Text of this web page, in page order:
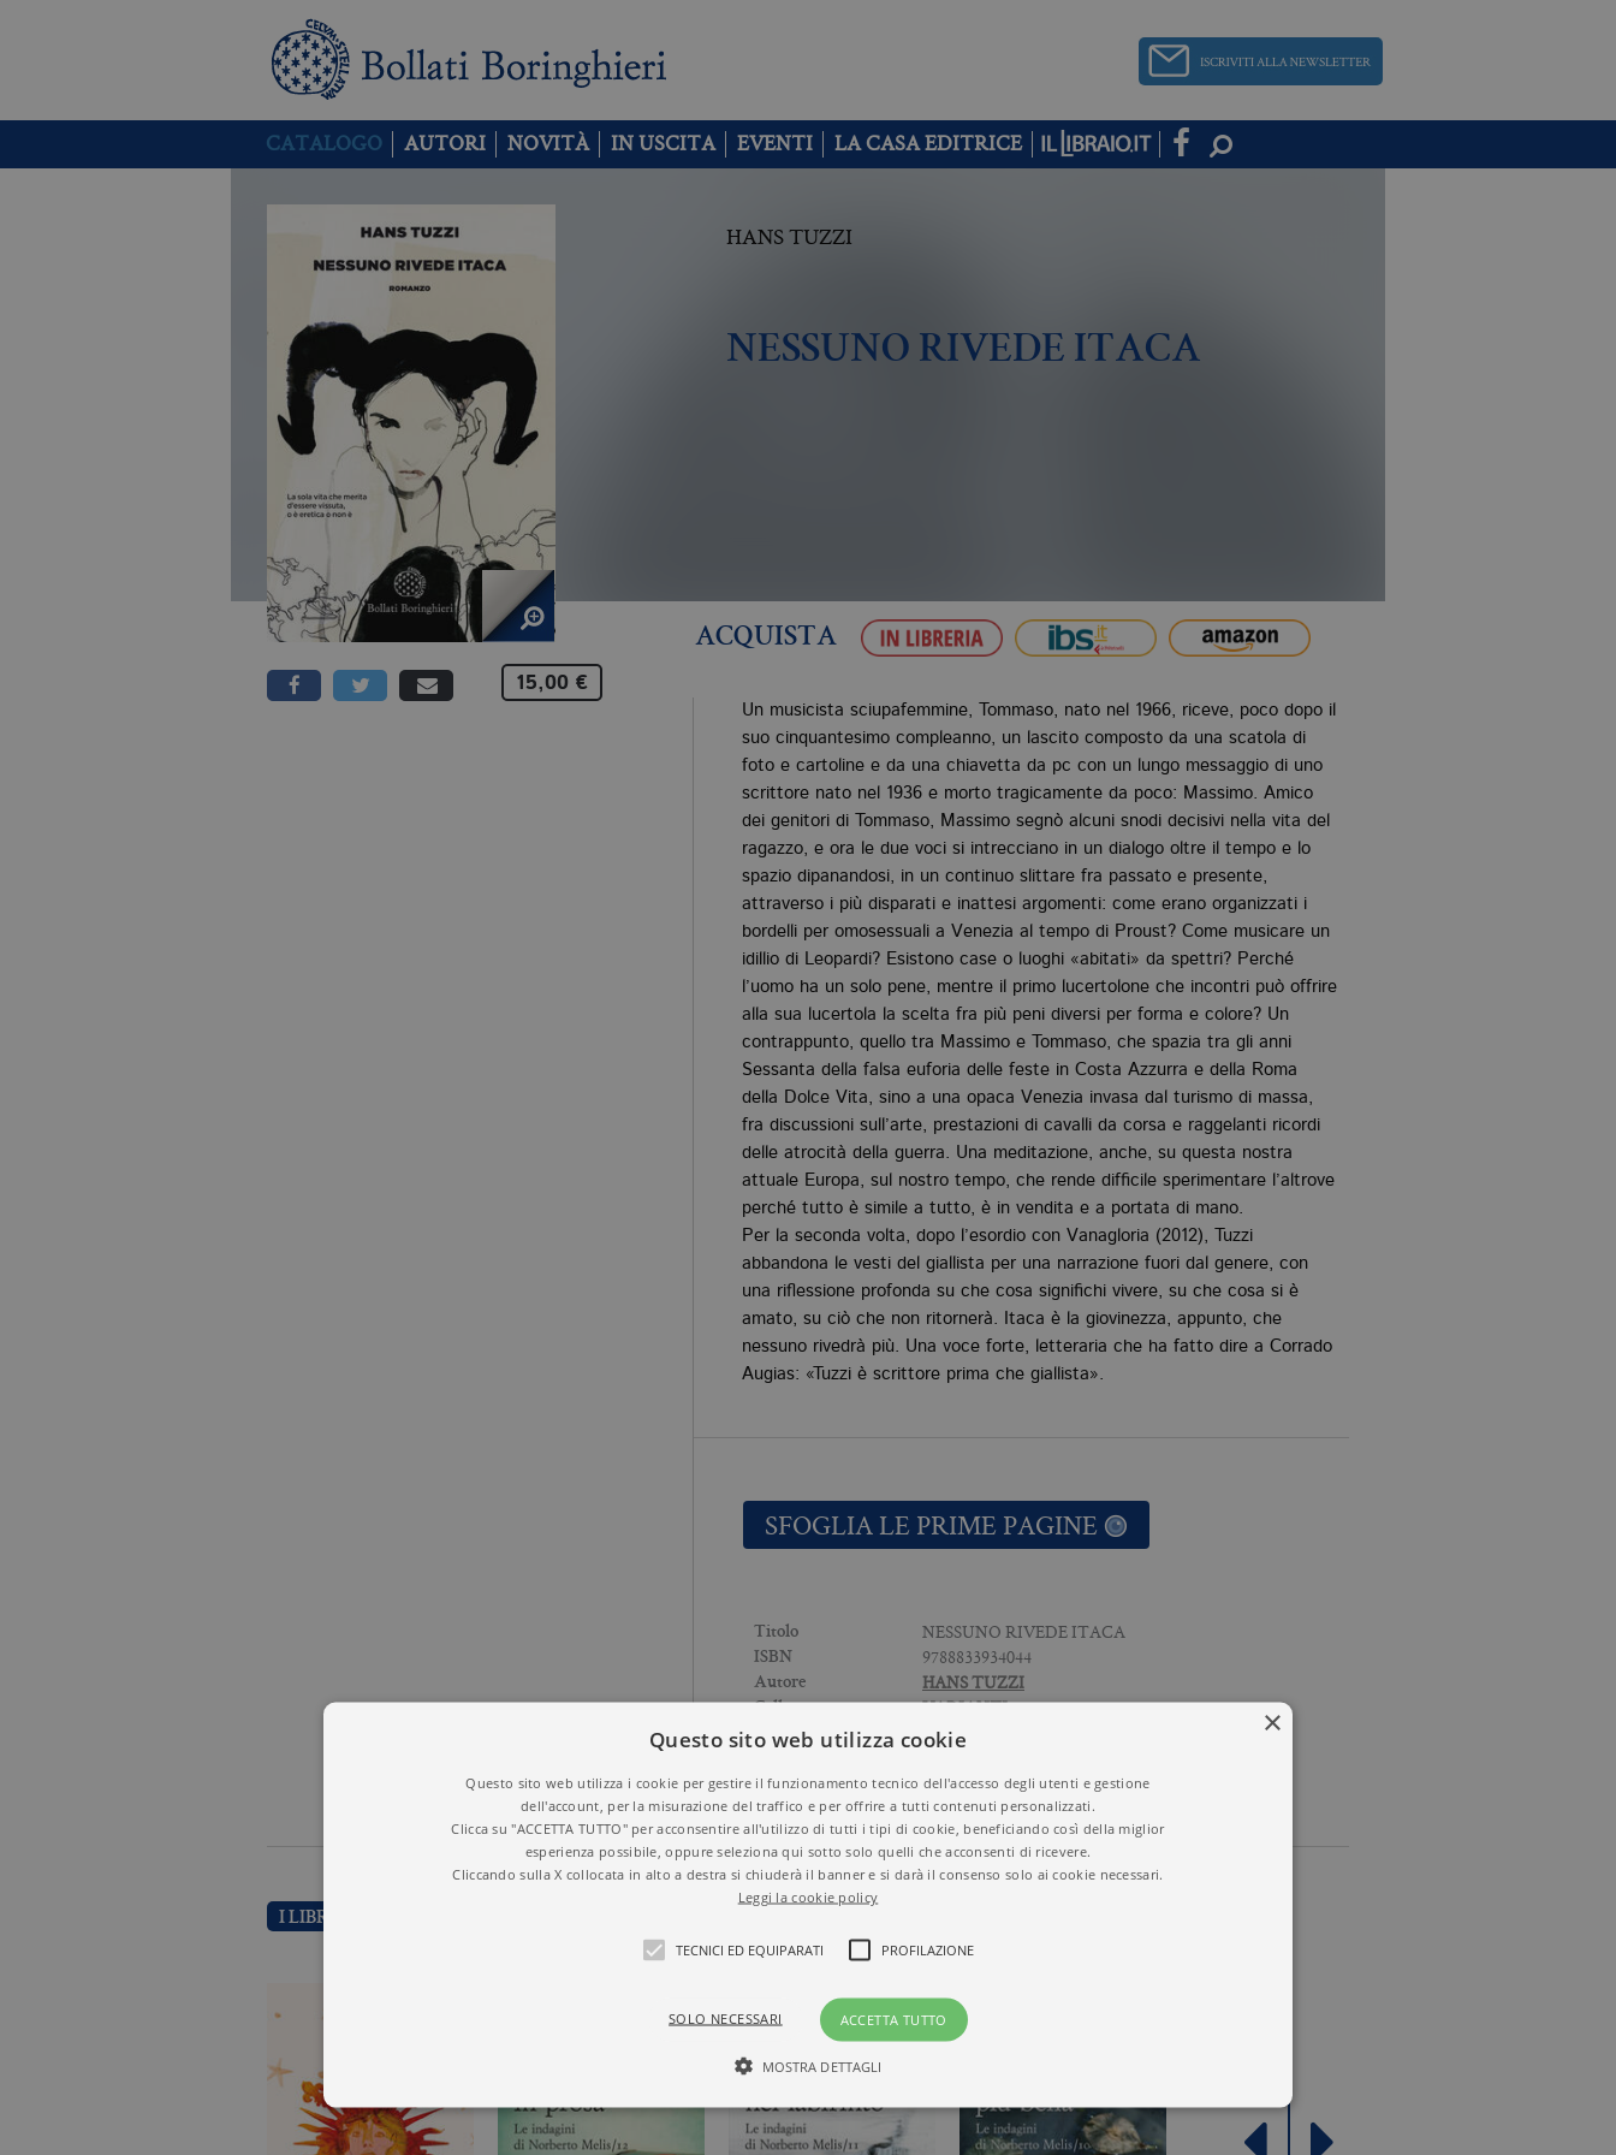
CATALOGO AUTORI NOVITÀ IN USCITA EVENTI LA CASA EDITRICE
15,00 €
HANS TUZZI
NESSUNO RIVEDE ITACA
ACQUISTA
Un musicista sciupafemmine, Tommaso, nato nel 1966, riceve, poco dopo il
suo cinquantesimo compleanno, un lascito composto da una scatola di
foto e cartoline e da una chiavetta da pc con un lungo messaggio di uno
scrittore nato nel 1936 e morto tragicamente da poco: Massimo. Amico
dei genitori di Tommaso, Massimo segnò alcuni snodi decisivi nella vita del
ragazzo, e ora le due voci si intrecciano in un dialogo oltre il tempo e lo
spazio dipanandosi, in un continuo slittare fra passato e presente,
attraverso i più disparati e inattesi argomenti: come erano organizzati i
bordelli per omosessuali a Venezia al tempo di Proust? Come musicare un
idillio di Leopardi? Esistono case o luoghi «abitati» da spettri? Perché
l’uomo ha un solo pene, mentre il primo lucertolone che incontri può offrire
alla sua lucertola la scelta fra più peni diversi per forma e colore? Un
contrappunto, quello tra Massimo e Tommaso, che spazia tra gli anni
Sessanta della falsa euforia delle feste in Costa Azzurra e della Roma
della Dolce Vita, sino a una opaca Venezia invasa dal turismo di massa,
fra discussioni sull’arte, prestazioni di cavalli da corsa e raggelanti ricordi
delle atrocità della guerra. Una meditazione, anche, su questa nostra
attuale Europa, sul nostro tempo, che rende difficile sperimentare l’altrove
perché tutto è simile a tutto, è in vendita e a portata di mano.
Per la seconda volta, dopo l’esordio con Vanagloria (2012), Tuzzi
abbandona le vesti del giallista per una narrazione fuori dal genere, con
una riflessione profonda su che cosa significhi vivere, su che cosa si è
amato, su ciò che non ritornerà. Itaca è la giovinezza, appunto, che
nessuno rivedrà più. Una voce forte, letteraria che ha fatto dire a Corrado
Augias: «Tuzzi è scrittore prima che giallista».
SFOGLIA LE PRIME PAGINE
Titolo NESSUNO RIVEDE ITACA
ISBN 9788833934044
Autore HANS TUZZI
Collana VARIANTI
Temi NARRATIVA
Formato Brossura
N° di pagine 288
I LIBRI DI HANS TUZZI
×
Questo sito web utilizza cookie
Questo sito web utilizza i cookie per gestire il funzionamento tecnico dell'accesso degli utenti e gestione
dell'account, per la misurazione del traffico e per offrire a tutti contenuti personalizzati.
Clicca su "ACCETTA TUTTO" per acconsentire all'utilizzo di tutti i tipi di cookie, beneficiando così della miglior
esperienza possibile, oppure seleziona qui sotto solo quelli che acconsenti di ricevere.
Cliccando sulla X collocata in alto a destra si chiuderà il banner e si darà il consenso solo ai cookie necessari.
Leggi la cookie policy
TECNICI ED EQUIPARATI PROFILAZIONE
ACCETTA TUTTO
SOLO NECESSARI
MOSTRA DETTAGLI